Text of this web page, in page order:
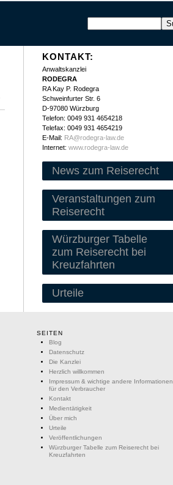
KONTAKT:
Anwaltskanzlei
RODEGRA
RA Kay P. Rodegra
Schweinfurter Str. 6
D-97080 Würzburg
Telefon: 0049 931 4654218
Telefax: 0049 931 4654219
E-Mail: RA@rodegra-law.de
Internet: www.rodegra-law.de
News zum Reiserecht
Veranstaltungen zum
Reiserecht
Würzburger Tabelle
zum Reiserecht bei
Kreuzfahrten
Urteile
SEITEN
Blog
Datenschutz
Die Kanzlei
Herzlich willkommen
Impressum & wichtige andere Informationen
für den Verbraucher
Kontakt
Medientätigkeit
Über mich
Urteile
Veröffentlichungen
Würzburger Tabelle zum Reiserecht bei
Kreuzfahrten